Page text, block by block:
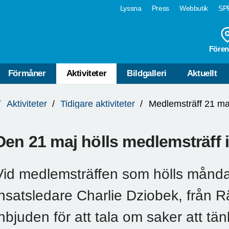
Lyssna Press Webbutik
Förmåner Aktiviteter Bildgalleri Aktuellt
Aktiviteter Tidigare aktiviteter Medlemsträff 21
21 maj hölls medlemsträff
medlemsträffen som hölls
Charlie Dziobek, från
för att tala om saker att